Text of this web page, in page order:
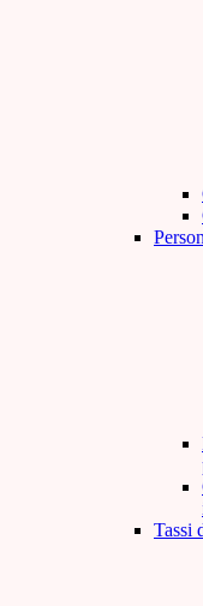
Tassi